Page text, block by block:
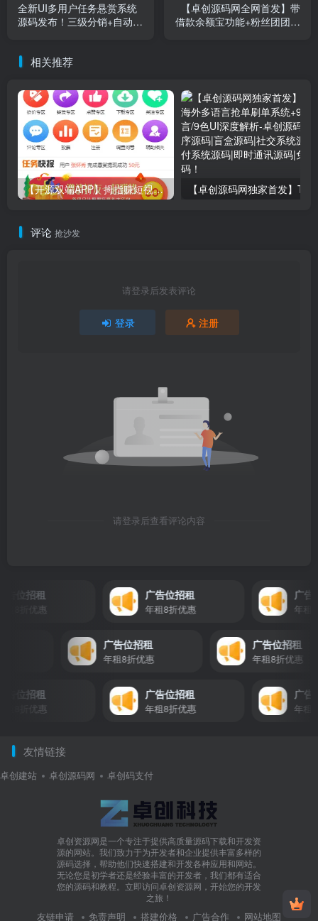
全新UI多用户任务悬赏系统
源码发布！三级分销+自动挂
【卓创源码网全网首发】带
借款余额宝功能+粉丝团团长
相关推荐
【开源双端APP】拇指赚短视频任务平台源码｜关注点赞+秒提现｜微信支付宝双支付｜卓创源码网独家
评论 抢沙发
请登录后发表评论
登录 注册
请登录后查看评论内容
招租 广告位招租
年租8折优惠
广告位
年租8折
广告位招租
年租8折优惠
广告位招租
年租8折优惠
招租 广告位招租
年租8折优惠
广告位
年租8折
友情链接
卓创建站 卓创源码网 卓创码支付
卓创资源网是一个专注于提供高质量源码下载和开发资
源的网站。我们致力于为开发者和企业提供丰富多样的
源码选择，帮助他们快速搭建和开发各种应用和网站。
无论您是初学者还是经验丰富的开发者，我们都有适合
您的源码和教程。立即访问卓创资源网，开始您的开发
之旅！
友链申请 免责声明 搭建价格 广告合作 网站地图